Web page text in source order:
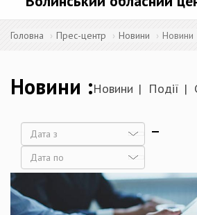
Головна Прес-центр Новини Новини
Новини Новини Події
Дата
Дата